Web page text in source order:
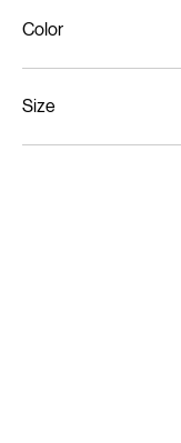
CA$174
Color
Size
36